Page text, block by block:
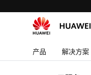
产品 解决方案